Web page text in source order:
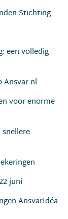
Stichting
een volledig
Ansvar.nl
voor enorme
snellere
juni
AnsvarIdéa